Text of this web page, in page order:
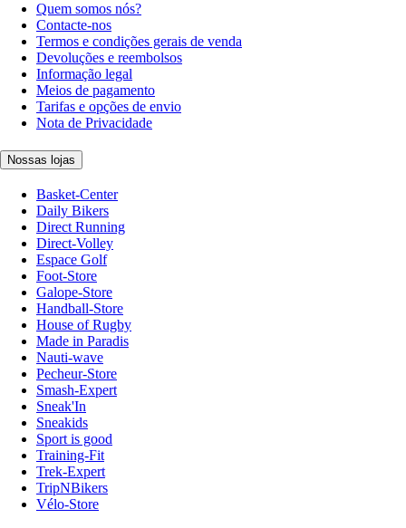
Quem somos nós?
Contacte-nos
Termos e condições gerais de venda
Devoluções e reembolsos
Informação legal
Meios de pagamento
Tarifas e opções de envio
Nota de Privacidade
Nossas lojas
Basket-Center
Daily Bikers
Direct Running
Direct-Volley
Espace Golf
Foot-Store
Galope-Store
Handball-Store
House of Rugby
Made in Paradis
Nauti-wave
Pecheur-Store
Smash-Expert
Sneak'In
Sneakids
Sport is good
Training-Fit
Trek-Expert
TripNBikers
Vélo-Store